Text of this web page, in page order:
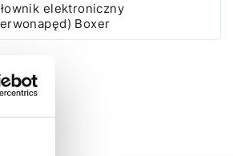
elektroniczny
Boxer